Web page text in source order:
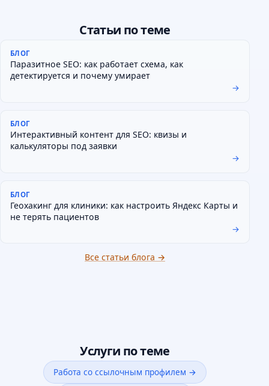
Статьи по теме
БЛОГ
Паразитное SEO: как работает схема, как
детектируется и почему умирает
→
БЛОГ
Интерактивный контент для SEO: квизы и
калькуляторы под заявки
→
БЛОГ
Геохакинг для клиники: как настроить Яндекс Карты и
не терять пациентов
→
Все статьи блога →
Услуги по теме
Работа со ссылочным профилем →